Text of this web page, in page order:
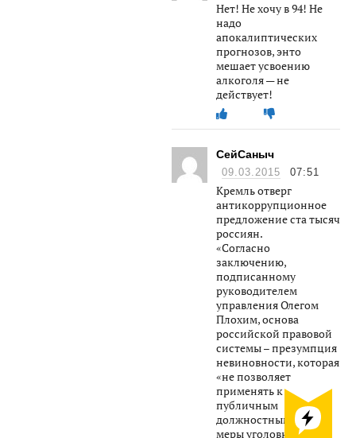
Нет! Не хочу в 94! Не
надо
апокалиптических
прогнозов, энто
мешает усвоению
алкоголя — не
действует!
СейСаныч
09.03.2015 07:51
Кремль отверг
антикоррупционное
предложение ста тысяч
россиян.
«Согласно
заключению,
подписанному
руководителем
управления Олегом
Плохим, основа
российской правовой
системы – презумпция
невиновности, которая
«не позволяет
применять к
публичным
должностным лицам
меры уголовно-